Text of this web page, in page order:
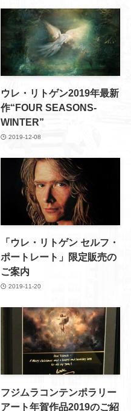
ウレ・リトゲン2019年最新
作“FOUR SEASONS-
WINTER”
2019-12-08
「ウレ・リトゲン セルフ・
ポートレート」限定販売の
ご案内
2019-11-20
フジムラコンテンポラリー
アート年賀作品2019のご紹